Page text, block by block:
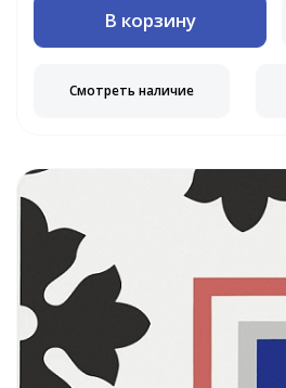
В корзину
Смотреть наличие